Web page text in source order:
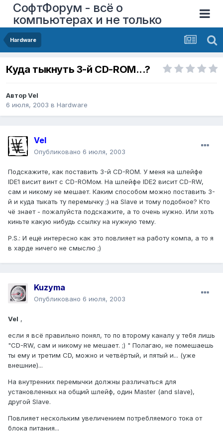
СофтФорум - всё о
компьютерах и не только
Hardware
Куда тыкнуть 3-й CD-ROM...?
АвторVel
6 июля, 2003 в Hardware
Vel
Опубликовано 6 июля, 2003
Подскажите, как поставить 3-й CD-ROM. У меня на шлейфе
IDE1 висит винт с CD-ROMом. На шлейфе IDE2 висит CD-RW,
сам и никому не мешает. Каким способом можно поставить 3-
й и куда тыкать ту перемычку ;) на Slave и тому подобное? Кто
чё знает - пожалуйста подскажите, а то очень нужно. Или хоть
киньте какую нибудь ссылку на нужную тему.
P.S.: И ещё интересно как это повлияет на работу компа, а то я
в харде ничего не смыслю ;)
Kuzyma
Опубликовано 6 июля, 2003
Vel ,
если я всё правильно понял, то по второму каналу у тебя лишь
"CD-RW, сам и никому не мешает. ;) " Полагаю, не помешаешь
ты ему и третим CD, можно и четвёртый, и пятый и... (уже
внешние)...
На внутренних перемычки должны различаться для
установленных на общий шлейф, один Master (and slave),
другой Slave.
Повлияет нескольким увеличением потребляемого тока от
блока питания...